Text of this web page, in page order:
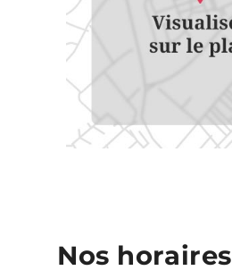
Nos horaires